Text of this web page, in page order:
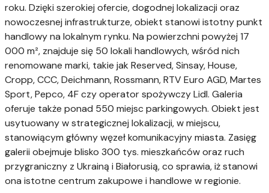
roku. Dzięki szerokiej ofercie, dogodnej lokalizacji oraz
nowoczesnej infrastrukturze, obiekt stanowi istotny punkt
handlowy na lokalnym rynku. Na powierzchni powyżej 17
000 m², znajduje się 50 lokali handlowych, wśród nich
renomowane marki, takie jak Reserved, Sinsay, House,
Cropp, CCC, Deichmann, Rossmann, RTV Euro AGD, Martes
Sport, Pepco, 4F czy operator spożywczy Lidl. Galeria
oferuje także ponad 550 miejsc parkingowych. Obiekt jest
usytuowany w strategicznej lokalizacji, w miejscu,
stanowiącym główny węzeł komunikacyjny miasta. Zasięg
galerii obejmuje blisko 300 tys. mieszkańców oraz ruch
przygraniczny z Ukrainą i Białorusią, co sprawia, iż stanowi
ona istotne centrum zakupowe i handlowe w regionie.